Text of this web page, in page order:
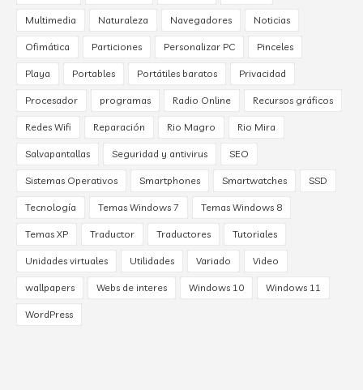
Multimedia Naturaleza Navegadores Noticias
Ofimática Particiones Personalizar PC Pinceles
Playa Portables Portátiles baratos Privacidad
Procesador programas Radio Online Recursos gráficos
Redes Wifi Reparación Rio Magro Rio Mira
Salvapantallas Seguridad y antivirus SEO
Sistemas Operativos Smartphones Smartwatches SSD
Tecnología Temas Windows 7 Temas Windows 8
Temas XP Traductor Traductores Tutoriales
Unidades virtuales Utilidades Variado Video
wallpapers Webs de interes Windows 10 Windows 11
WordPress